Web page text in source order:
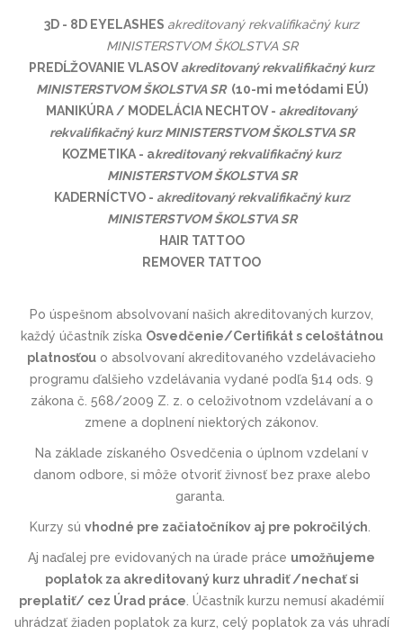
3D - 8D EYELASHES akreditovaný rekvalifikačný kurz
MINISTERSTVOM ŠKOLSTVA SR
PREDĹŽOVANIE VLASOVakreditovaný rekvalifikačný kurz
MINISTERSTVOM ŠKOLSTVA SR(10-mi metódami EÚ)
MANIKÚRA / MODELÁCIA NECHTOV - akreditovaný
rekvalifikačný kurz MINISTERSTVOM ŠKOLSTVA SR
KOZMETIKA - akreditovaný rekvalifikačný kurz
MINISTERSTVOM ŠKOLSTVA SR
KADERNÍCTVO - akreditovaný rekvalifikačný kurz
MINISTERSTVOM ŠKOLSTVA SR
HAIR TATTOO
REMOVER TATTOO
Po úspešnom absolvovaní našich akreditovaných kurzov,
každý účastník získa Osvedčenie/Certifikát s celoštátnou
platnosťou o absolvovaní akreditovaného vzdelávacieho
programu ďalšieho vzdelávania vydané podľa §14 ods. 9
zákona č. 568/2009 Z. z. o celoživotnom vzdelávaní a o
zmene a doplnení niektorých zákonov.
Na základe získaného Osvedčenia o úplnom vzdelaní v
danom odbore, si môže otvoriť živnosť bez praxe alebo
garanta.
Kurzy sú vhodné pre začiatočníkov aj pre pokročilých
Aj naďalej pre evidovaných na úrade práce umožňujeme
poplatok za akreditovaný kurz uhradiť /nechať si
preplatiť/ cez Úrad práce . Účastník kurzu nemusí akadémií
uhrádzať žiaden poplatok za kurz, celý poplatok za vás uhradí